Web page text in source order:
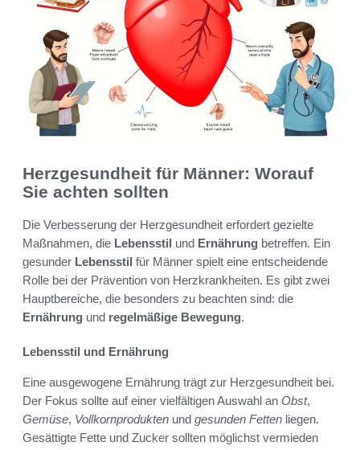
Herzgesundheit für Männer: Worauf
Sie achten sollten
Die Verbesserung der Herzgesundheit erfordert gezielte
Maßnahmen, die Lebensstil und Ernährung betreffen. Ein
gesunder Lebensstil für Männer spielt eine entscheidende
Rolle bei der Prävention von Herzkrankheiten. Es gibt zwei
Hauptbereiche, die besonders zu beachten sind: die
Ernährung und regelmäßige Bewegung.
Lebensstil und Ernährung
Eine ausgewogene Ernährung trägt zur Herzgesundheit bei.
Der Fokus sollte auf einer vielfältigen Auswahl an Obst,
Gemüse, Vollkornprodukten und gesunden Fetten liegen.
Gesättigte Fette und Zucker sollten möglichst vermieden